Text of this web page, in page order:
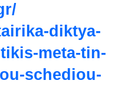
diktya-
meta-tin-
schediou-